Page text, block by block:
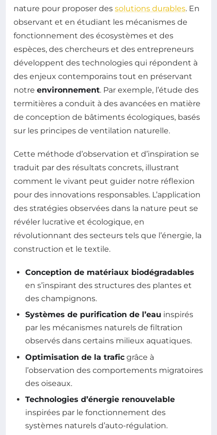
nature pour proposer des solutions durables. En
observant et en étudiant les mécanismes de
fonctionnement des écosystèmes et des
espèces, des chercheurs et des entrepreneurs
développent des technologies qui répondent à
des enjeux contemporains tout en préservant
notre environnement. Par exemple, l’étude des
termitières a conduit à des avancées en matière
de conception de bâtiments écologiques, basés
sur les principes de ventilation naturelle.
Cette méthode d’observation et d’inspiration se
traduit par des résultats concrets, illustrant
comment le vivant peut guider notre réflexion
pour des innovations responsables. L’application
des stratégies observées dans la nature peut se
révéler lucrative et écologique, en
révolutionnant des secteurs tels que l’énergie, la
construction et le textile.
Conception de matériaux biodégradables
en s’inspirant des structures des plantes et
des champignons.
Systèmes de purification de l’eau inspirés
par les mécanismes naturels de filtration
observés dans certains milieux aquatiques.
Optimisation de la trafic grâce à
l’observation des comportements migratoires
des oiseaux.
Technologies d’énergie renouvelable
inspirées par le fonctionnement des
systèmes naturels d’auto-régulation.